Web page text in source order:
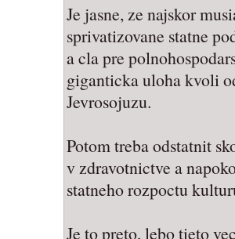
Je jasne, ze najskor
sprivatizovane statne
a cla pre
giganticka uloha kvoli
Jevrosojuzu.
Potom treba odstatnit
v zdravotnictve a
statneho rozpoctu
Je to preto, lebo tieto